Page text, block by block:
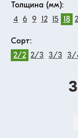
Толщина (мм):
4
6 9 12 15 18
Сорт:
2/2 2/3 3/3 3/